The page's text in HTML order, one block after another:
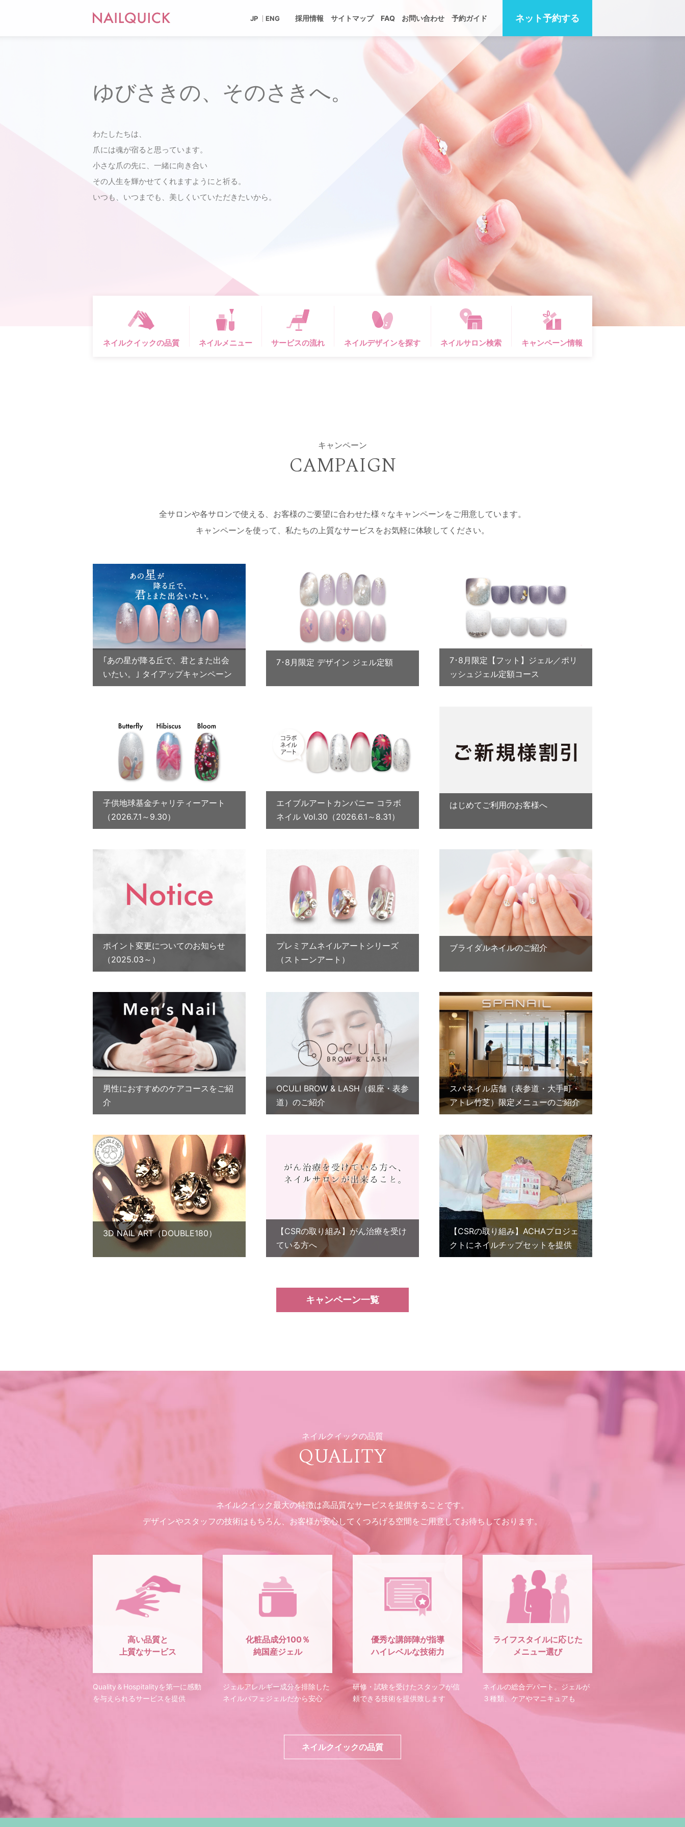
ネット予約する
採用情報 サイトマップ FAQ お問い合わせ 予約ガイド
JP ENG
ゆびさきの、 そのさきへ。
わたしたちは、
⽖には魂が宿ると思っています。
⼩さな⽖の先に、⼀緒に向き合い
その⼈⽣を輝かせてくれますようにと祈る。
いつも、いつまでも、美しくいていただきたいから。
ネイルクイックの品質 ネイルメニュー サービスの流れ ネイルデザインを探す ネイルサロン検索 キャンペーン情報
キャンペーン
CAMPAIGN
全サロンや各サロンで使える、お客様のご要望に合わせた様々なキャンペーンをご用意しています。
キャンペーンを使って、私たちの上質なサービスをお気軽に体験してください。
｢あの星が降る丘で、君とまた出会
いたい。｣ タイアップキャンペーン
7･8月限定 デザイン ジェル定額
7･8月限定【フット】ジェル／ポリ
ッシュジェル定額コース
子供地球基金チャリティーアート
（2026.7.1～9.30）
エイブルアートカンパニー コラボ
ネイル Vol.30（2026.6.1～8.31）
はじめてご利用のお客様へ
ポイント変更についてのお知らせ
（2025.03～）
プレミアムネイルアートシリーズ
（ストーンアート）
ブライダルネイルのご紹介
男性におすすめのケアコースをご紹
介
OCULI BROW & LASH（銀座・表参
道）のご紹介
スパネイル店舗（表参道・大手町・
アトレ竹芝）限定メニューのご紹介
3D NAIL ART（DOUBLE180）
【CSRの取り組み】がん治療を受け
ている方へ
【CSRの取り組み】ACHAプロジェ
クトにネイルチップセットを提供
キャンペーン一覧
ネイルクイックの品質
QUALITY
ネイルクイック最大の特徴は高品質なサービスを提供することです。
デザインやスタッフの技術はもちろん、お客様が安心してくつろげる空間をご用意してお待ちしております。
高い品質と
上質なサービス
Quality＆Hospitalityを第一に感動
を与えられるサービスを提供
化粧品成分100％
純国産ジェル
ジェルアレルギー成分を排除した
ネイルパフェジェルだから安心
優秀な講師陣が指導
ハイレベルな技術力
研修・試験を受けたスタッフが信
頼できる技術を提供致します
ライフスタイルに応じた
メニュー選び
ネイルの総合デパート。ジェルが
３種類、ケアやマニキュアも
ネイルクイックの品質